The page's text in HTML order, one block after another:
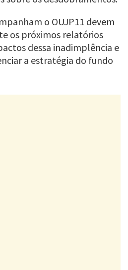
o OUJP11 devem
os próximos relatórios
dessa inadimplência e
a estratégia do fundo